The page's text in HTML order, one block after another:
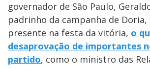
governador de São Paulo,
padrinho da campanha de Doria,
presente na festa da vitória, o
desaprovação de importantes
partido, como o ministro das